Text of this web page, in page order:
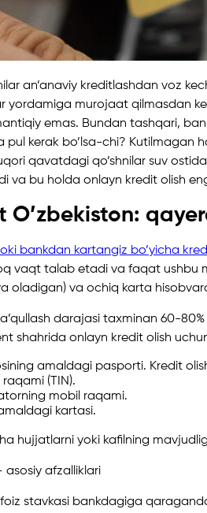
an’anaviy kreditlashdan voz
yordamiga murojaat qilmasdan
emas. Bundan tashqari,
pul kerak bo’lsa-chi? Kutilmagan
qavatdagi qo’shnilar suv
va bu holda onlayn kredit olish
O’zbekiston:
bankdan kartangiz bo’yicha
vaqt talab etadi va faqat
oladigan) va ochiq karta
darajasi taxminan 60-
shahrida onlayn kredit olish
amaldagi pasporti. Kredit
(TIN).
mobil raqami.
kartasi.
hujjatlarni yoki kafilning
asosiy afzalliklari
foiz stavkasi bankdagiga